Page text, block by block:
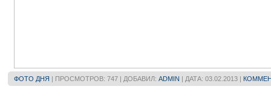
ФОТО ДНЯ | ПРОСМОТРОВ: 747 | ДОБАВИЛ: ADMIN | ДАТА: 03.02.2013 |